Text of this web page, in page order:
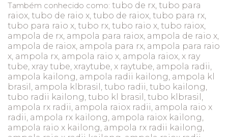
Também conhecido como: tubo de rx, tubo para
raiox, tubo de raio x, tubo de raiox, tubo para rx,
tubo para raio x, tubo rx, tubo raio x, tubo raiox,
ampola de rx, ampola para raiox, ampola de raio x,
ampola de raiox, ampola para rx, ampola para raio
x, ampola rx, ampola raio x, ampola raiox, x ray
tube, xray tube, xraytube, x raytube, ampola radii,
ampola kailong, ampola radii kailong, ampola kl
brasil, ampola klbrasil, tubo radii, tubo kailong,
tubo radii kailong, tubo kl brasil, tubo klbrasil,
ampola rx radii, ampola raiox radii, ampola raio x
radii, ampola rx kailong, ampola raiox kailong,
ampola raio x kailong, ampola rx radii kailong,